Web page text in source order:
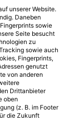
unserer Website.
Daneben
sowie
Seite besucht
zu
sowie auch
Fingerprints,
genutzt
von anderen
Drittanbieter
oben
(z. B. im Footer
die Zukunft